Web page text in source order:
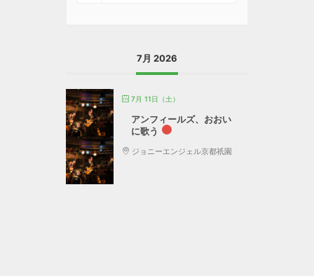
7月 2026
7月 11日（土）
アンフィールズ、おおい
に歌う
ジョニーエンジェル京都祇園